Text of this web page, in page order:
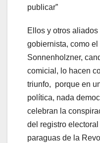
publicar”
Ellos y otros
gobiernista, como el
Sonnenholzner,
comicial, lo hacen
triunfo, porque en
política, nada
celebran la
del registro
paraguas de la